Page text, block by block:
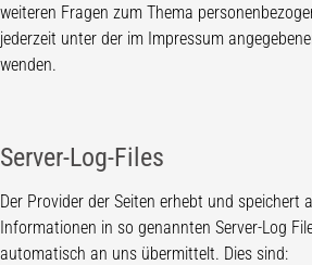
weiteren Fragen zum Thema
jederzeit unter der im Impressum
wenden.
Server-Log-Files
Der Provider der Seiten erhebt und speichert
Informationen in so genannten Server-Log
automatisch an uns übermittelt. Dies sind: